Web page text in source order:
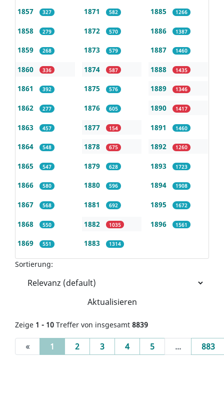
1857 327
1858 279
1859 268
1860 336
1861 392
1862 277
1863 457
1864 548
1865 547
1866 580
1867 568
1868 550
1869 551
1871 582
1872 570
1873 579
1874 587
1875 576
1876 605
1877 154
1878 675
1879 628
1880 596
1881 692
1882 1035
1883 1314
1885 1266
1886 1387
1887 1460
1888 1435
1889 1346
1890 1417
1891 1460
1892 1260
1893 1723
1894 1908
1895 1672
1896 1561
Sortierung:
Aktualisieren
Zeige 1 - 10 Treffer von insgesamt 8839
« 1 (current)
2 3 4 5 ... 883